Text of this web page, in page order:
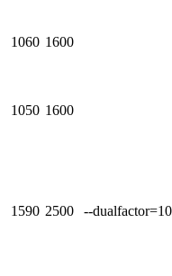
1060 1600
1050 1600
1590 2500 --dualfactor=10